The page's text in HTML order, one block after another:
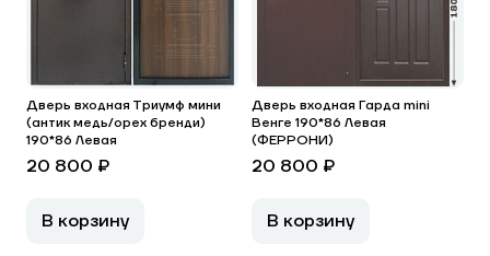
Дверь входная Триумф мини
(антик медь/орех бренди)
190*86 Левая
20 800 ₽
В корзину
Дверь входная Гарда mini
Венге 190*86 Левая
(ФЕРРОНИ)
20 800 ₽
В корзину